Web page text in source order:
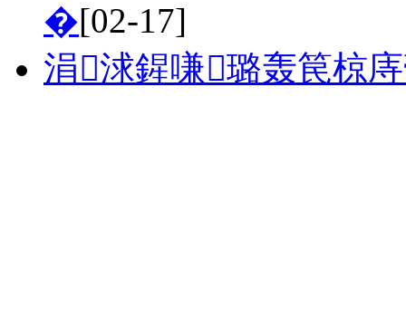
�[02-17]
涓浗鍟嗛璐轰笢椋